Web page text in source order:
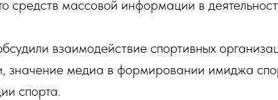
средств массовой информации в
взаимодействие спортивных
значение медиа в формировании имиджа
спорта.